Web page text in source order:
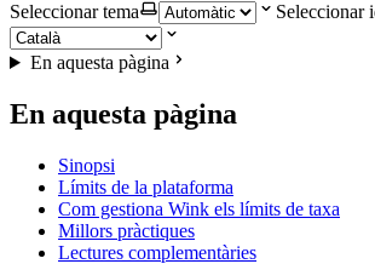
Seleccionar tema
Seleccionar
En aquesta pàgina
En aquesta pàgina
Sinopsi
Límits de la plataforma
Com gestiona Wink els límits de taxa
Millors pràctiques
Lectures complementàries